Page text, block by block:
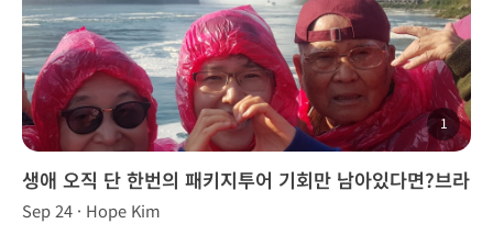
1
생애 오직 단 한번의 패키지투어 기회만 남아있다면?브라
이언, 브니장군님과 함께!
Sep 24 · Hope Kim